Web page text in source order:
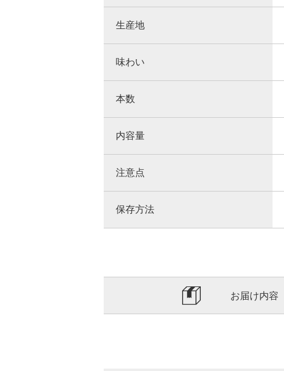
生産地
味わい
本数
内容量
注意点
保存方法
お届け内容